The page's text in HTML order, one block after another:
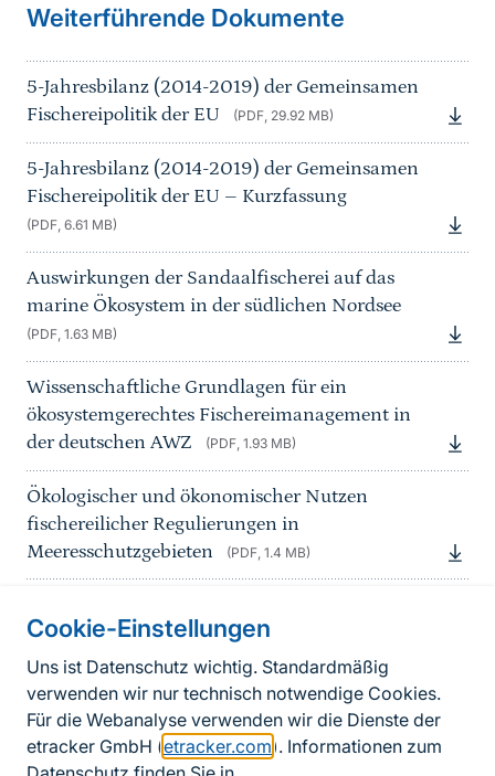
Cookie-Einstellungen
Uns ist Datenschutz wichtig. Standardmäßig
verwenden wir nur technisch notwendige Cookies.
Für die Webanalyse verwenden wir die Dienste der
etracker GmbH (etracker.com ). Informationen zum
Weiterführende Dokumente
5-Jahresbilanz (2014-2019) der Gemeinsamen
Fischereipolitik der EU
(PDF, 29.92 MB)
5-Jahresbilanz (2014-2019) der Gemeinsamen
Fischereipolitik der EU – Kurzfassung
(PDF, 6.61 MB)
Auswirkungen der Sandaalfischerei auf das
marine Ökosystem in der südlichen Nordsee
(PDF, 1.63 MB)
Wissenschaftliche Grundlagen für ein
ökosystemgerechtes Fischereimanagement in
der deutschen AWZ
(PDF, 1.93 MB)
Ökologischer und ökonomischer Nutzen
fischereilicher Regulierungen in
Meeresschutzgebieten
(PDF, 1.4 MB)
Informationen zur Seite
FußzeileKontakt zum BfN
Kontaktformular